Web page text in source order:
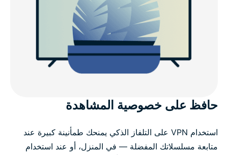
حافظ على خصوصية المشاهدة
استخدام VPN على التلفاز الذكي يمنحك طمأنينة كبيرة عند
متابعة مسلسلاتك المفضلة — في المنزل، أو عند استخدام